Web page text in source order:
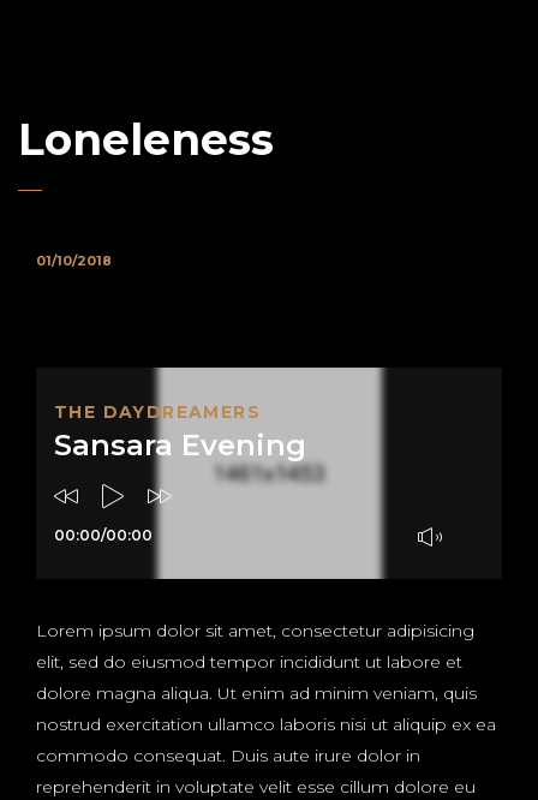
Loneleness
01/10/2018
THE DAYDREAMERS
Sansara Evening
00:00/00:00
Lorem ipsum dolor sit amet, consectetur adipisicing
elit, sed do eiusmod tempor incididunt ut labore et
dolore magna aliqua. Ut enim ad minim veniam, quis
nostrud exercitation ullamco laboris nisi ut aliquip ex ea
commodo consequat. Duis aute irure dolor in
reprehenderit in voluptate velit esse cillum dolore eu